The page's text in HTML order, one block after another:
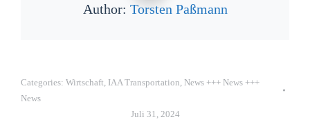
Author: Torsten Paßmann
Categories: Wirtschaft IAA Transportation News +++ News +++
News
Juli 31, 2024